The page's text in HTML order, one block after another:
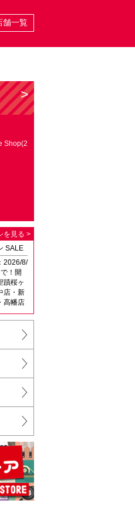
舗一覧
Shop(2
を見る >
SALE
2026/8/
！開
蹟桜ヶ
店・新
高幡店